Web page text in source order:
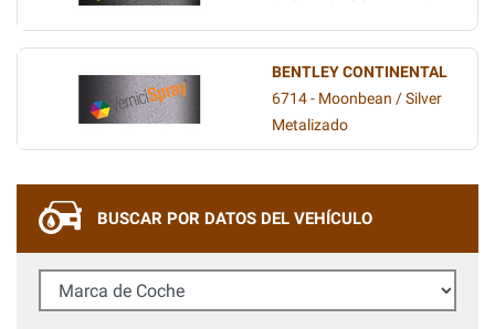
BENTLEY CONTINENTAL
6714 - Moonbean / Silver
Metalizado
BUSCAR POR DATOS DEL VEHÍCULO
Marca de Coche